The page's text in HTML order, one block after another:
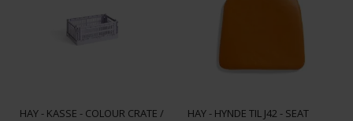
HAY - KASSE - COLOUR CRATE /
HAY - HYNDE TIL J42 - SEAT